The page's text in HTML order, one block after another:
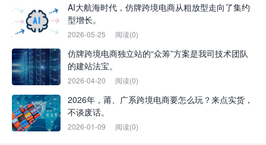
AI大航海时代，仿牌跨境电商从粗放型走向了集约
型增长。
2026-05-25 阅读(0)
仿牌跨境电商独立站的“众筹”方案是我司技术团队
的建站法宝。
2026-04-20 阅读(0)
2026年，莆、广系跨境电商要怎么玩？来点实货，
不谈废话。
2026-01-09 阅读(0)